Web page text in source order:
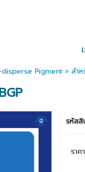
Pigment> สำ
รหัสสิ
ราคา